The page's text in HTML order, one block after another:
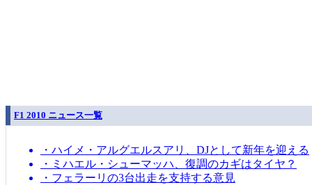
F1 2010 ニュース一覧
・ハイメ・アルグエルスアリ、DJとして新年を迎える
・ミハエル・シューマッハ、復調のカギはタイヤ？
・フェラーリの3台出走を支持する意見